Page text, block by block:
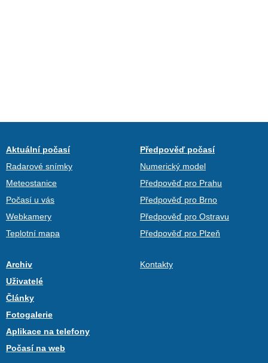
Aktuální počasí
Radarové snímky
Meteostanice
Počasí u vás
Webkamery
Teplotní mapa
Předpověď počasí
Numerický model
Předpověď pro Prahu
Předpověď pro Brno
Předpověď pro Ostravu
Předpověď pro Plzeň
Archiv
Uživatelé
Články
Fotogalerie
Aplikace na telefony
Počasí na web
Kontakty